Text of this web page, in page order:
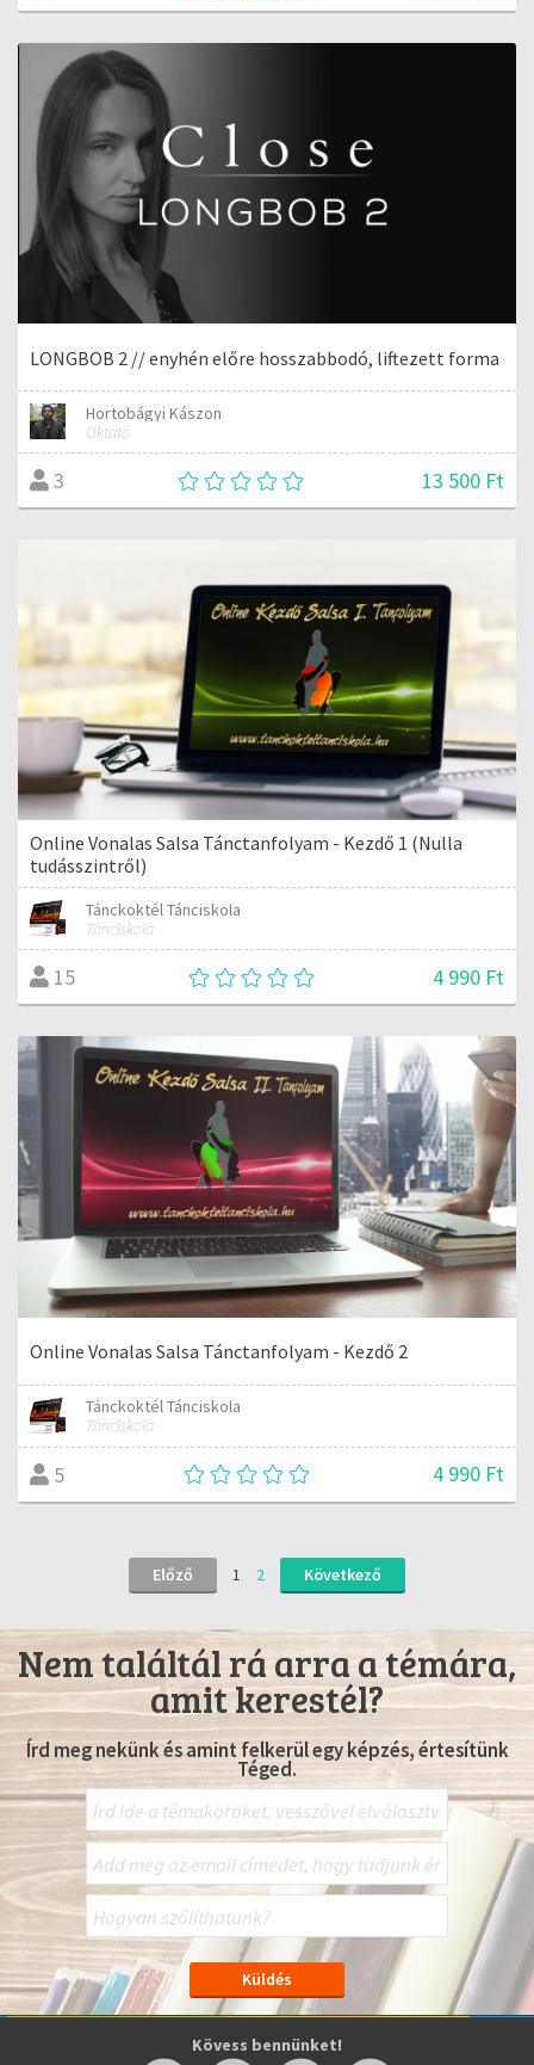
LONGBOB 2 // enyhén előre hosszabbodó, liftezett forma
Hortobágyi Kászon
Oktató
3 13 500 Ft
Online Vonalas Salsa Tánctanfolyam - Kezdő 1 (Nulla
tudásszintről)
Tánckoktél Tánciskola
Tánciskola
15 4 990 Ft
Online Vonalas Salsa Tánctanfolyam - Kezdő 2
Tánckoktél Tánciskola
Tánciskola
5 4 990 Ft
Előző 1 2 Következő
Nem találtál rá arra a témára,
amit kerestél?
Írd meg nekünk és amint felkerül egy képzés, értesítünk
Téged.
Kövess bennünket!